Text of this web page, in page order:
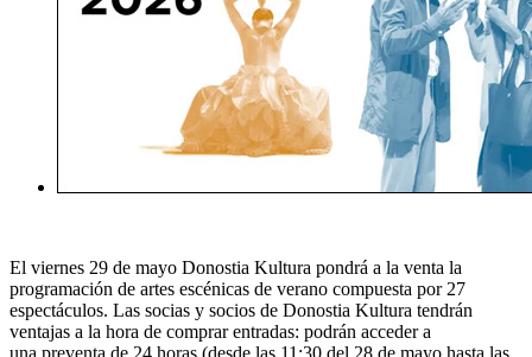
El viernes 29 de mayo Donostia Kultura pondrá a la venta la
programación de artes escénicas de verano compuesta por27
espectáculos. Las socias y socios de Donostia Kultura tendrán
ventajas a la hora de comprar entradas: podrán acceder a